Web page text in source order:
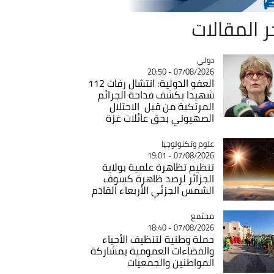
المقالات
Catégorie
دولي
07/08/2026 - 20:50
العفو الدولية: انتشال رفات 112
شهيدا يكشف فداحة الجرائم
المرتكبة من قبل الاحتلال
الصهيوني بحق عائلات غزة
Catégorie
علوم وتكنولوجيا
07/08/2026 - 19:01
تنظيم تظاهرة علمية بولاية
الجزائر لرصد ظاهرة كسوف
الشمس الجزئي الأربعاء القادم
Catégorie
مجتمع
07/08/2026 - 18:40
حملة وطنية لتنظيف الأحياء
والفضاءات العمومية بمشاركة
المواطنين والجمعيات